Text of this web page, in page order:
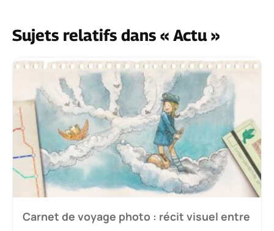
Sujets relatifs dans « Actu »
Carnet de voyage photo : récit visuel entre